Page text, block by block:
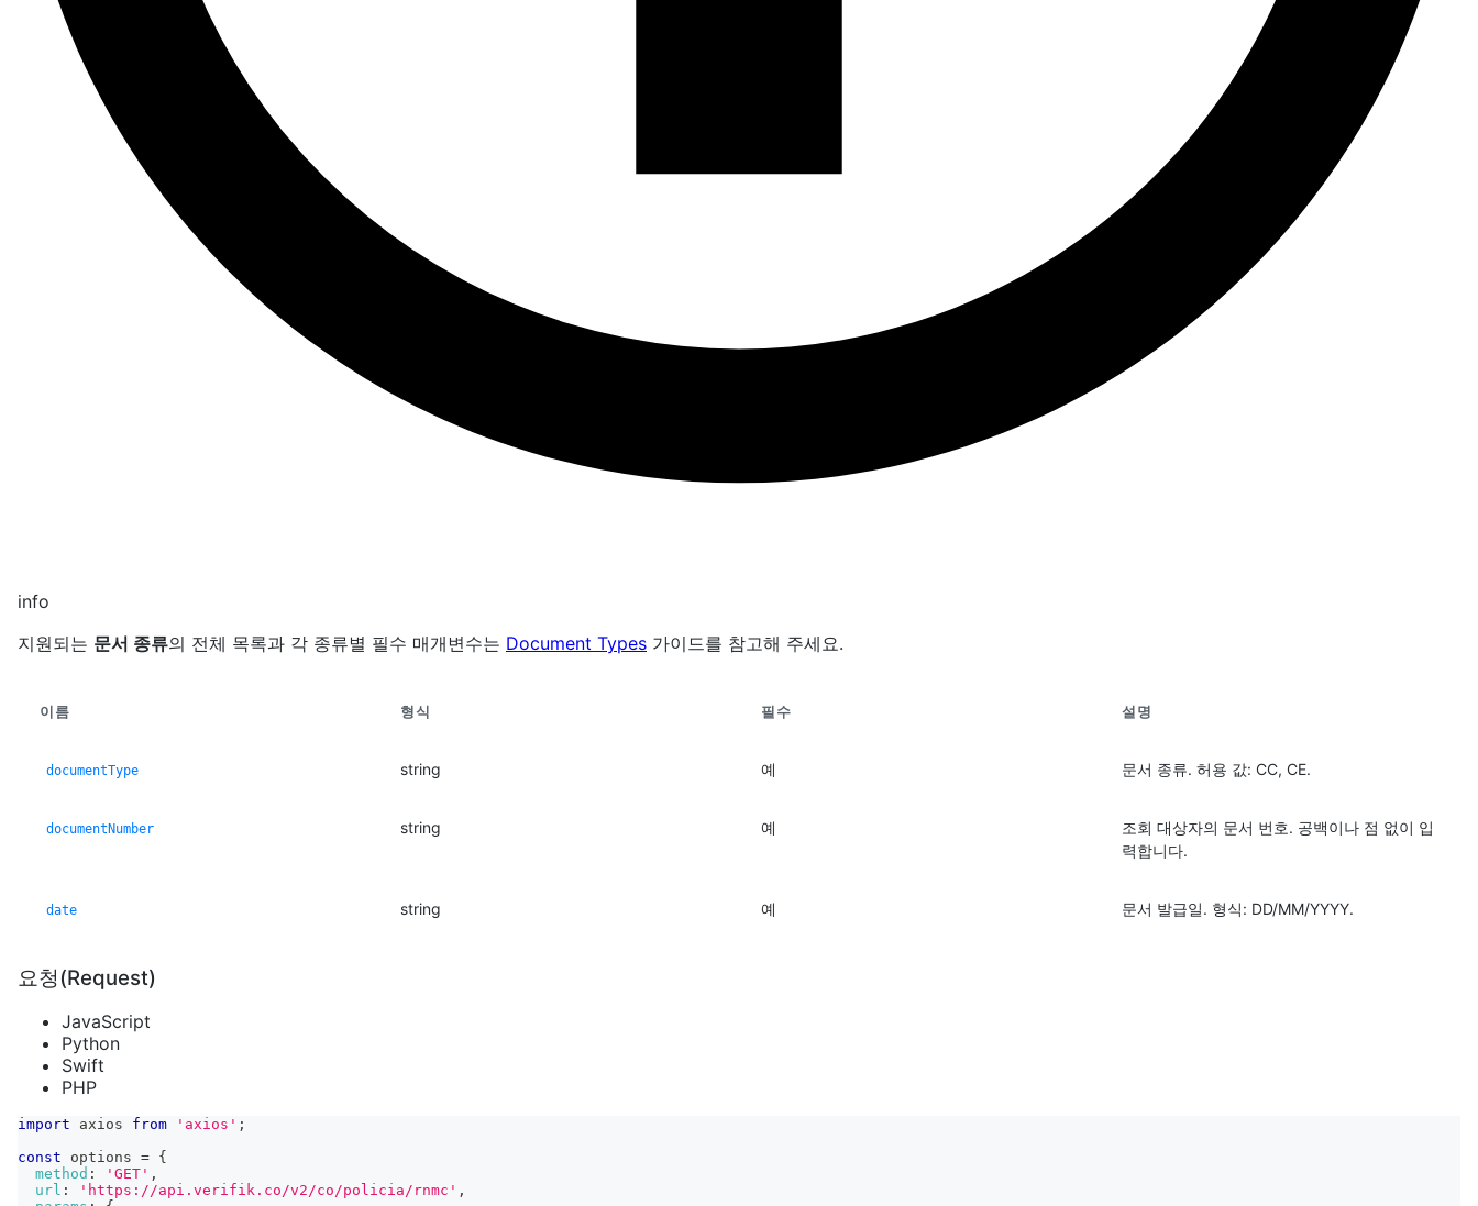
info
지원되는 문서 종류의 전체 목록과 각 종류별 필수 매개변수는 Document Types 가이드를 참고해 주세요.
이름 형식 필수 설명
documentType string 예 문서 종류. 허용 값: CC, CE.
documentNumber string 예
조회 대상자의 문서 번호. 공백이나 점 없이 입
력합니다.
date string 예 문서 발급일. 형식: DD/MM/YYYY.
요청(Request)
JavaScript
Python
Swift
PHP
import axios from 'axios' ;
const options = {
method : 'GET' ,
url : 'https://api.verifik.co/v2/co/policia/rnmc' ,